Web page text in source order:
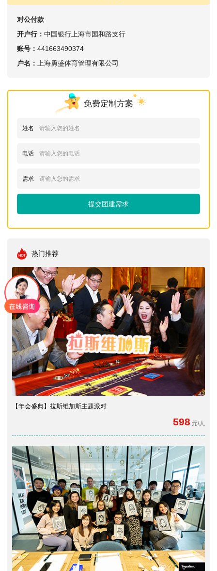
对公付款
开户行： 中国银行上海市国和路支行
账号： 441663490374
户名：
上海勇盛体育管理有限公司
免费定制方案
姓名
电话
需求
提交团建需求
热门推荐
【年会盛典】拉斯维加斯主题派对
598 元/人